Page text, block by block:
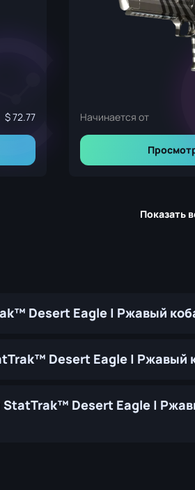
72.77 Начинается от
Показать
Desert Eagle | Ржавый
Desert Eagle | Ржавый
StatTrak™ Desert Eagle |